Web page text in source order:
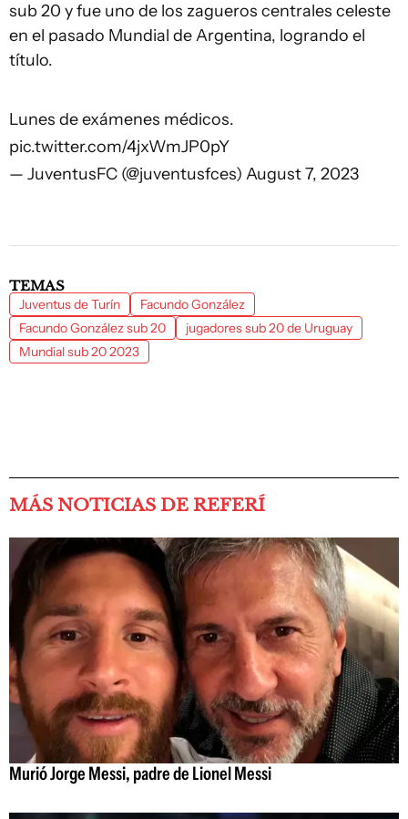
sub 20 y fue uno de los zagueros centrales celeste
en el pasado Mundial de Argentina, logrando el
título.
Lunes de exámenes médicos.
pic.twitter.com/4jxWmJP0pY
— JuventusFC (@juventusfces) August 7, 2023
TEMAS
Juventus de Turín
Facundo González
Facundo González sub 20
jugadores sub 20 de Uruguay
Mundial sub 20 2023
MÁS NOTICIAS DE REFERÍ
Murió Jorge Messi, padre de Lionel Messi